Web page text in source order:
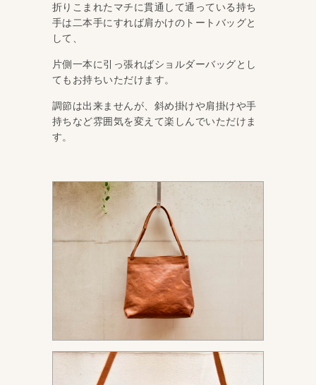
折りこまれたマチに貫通して通っている持ち
手は二本手にすれば肩かけのトートバッグと
して、
片側一本に引っ張ればショルダーバッグとし
てもお持ちいただけます。
調節は出来ませんが、斜め掛けや肩掛けや手
持ちなど雰囲気を変えて楽しんでいただけま
す。